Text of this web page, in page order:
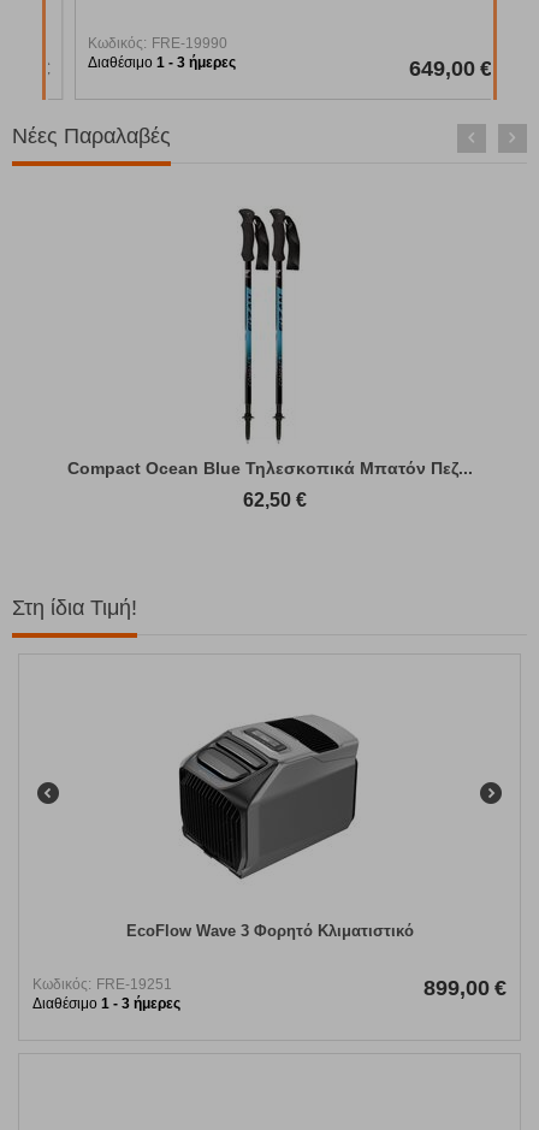
Κωδικός: FRE-19990
Διαθέσιμο1 - 3 ήμερες 649,00 €
Νέες Παραλαβές
Compact Ocean Blue Τηλεσκοπικά Μπατόν Πεζ...
62,50 €
Στη ίδια Τιμή!
EcoFlow Wave 3 Φορητό Κλιματιστικό
Κωδικός: FRE-19251
Διαθέσιμο 1 - 3 ήμερες
899,00 €